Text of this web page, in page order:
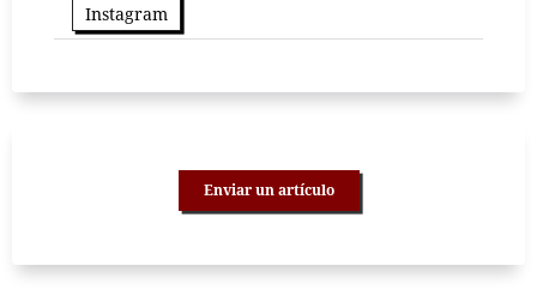
Instagram
Enviar un artículo